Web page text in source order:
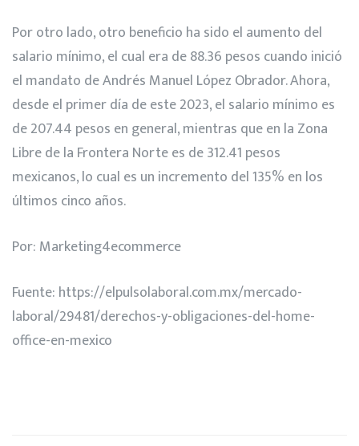
Por otro lado, otro beneficio ha sido el aumento del
salario mínimo, el cual era de 88.36 pesos cuando inició
el mandato de Andrés Manuel López Obrador. Ahora,
desde el primer día de este 2023, el salario mínimo es
de 207.44 pesos en general, mientras que en la Zona
Libre de la Frontera Norte es de 312.41 pesos
mexicanos, lo cual es un incremento del 135% en los
últimos cinco años.
Por: Marketing4ecommerce
Fuente: https://elpulsolaboral.com.mx/mercado-
laboral/29481/derechos-y-obligaciones-del-home-
office-en-mexico